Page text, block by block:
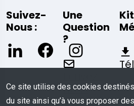
Suivez-
Nous :
Une
Question
?
Nous
Kit
Ce site utilise des cookies
du site ainsi qu’à vous proposer